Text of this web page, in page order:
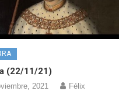
(22/11/21)
2021 Félix